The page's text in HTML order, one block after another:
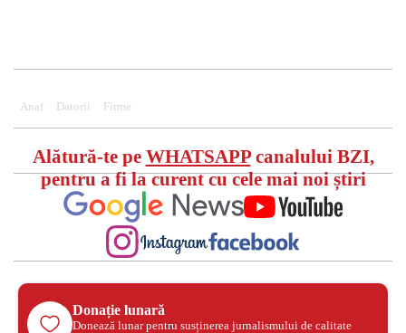
Anaf Datorii Firme
Alătură-te pe WHATSAPPcanalului BZI,
pentru a fi la curent cu cele mai noi știri
Donație lunară
Donează lunar pentru susținerea jurnalismului de calitate